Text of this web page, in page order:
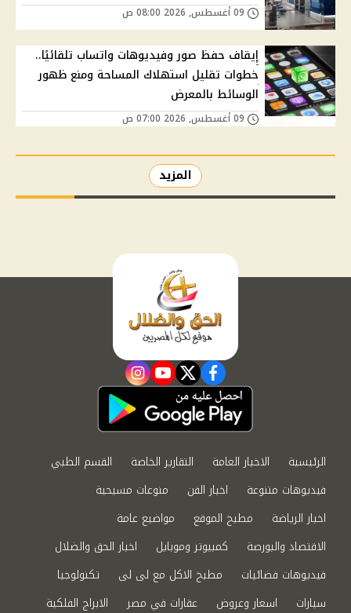
إيقاف حفظ صور وفيديوهات واتساب تلقائيًا..
خطوات تقليل استهلاك المساحة ومنع ظهور
الوسائط بالمعرض
المزيد
facebook
twitter
youtube
instagram
الرئيسية الاخبار العامة التقارير الخاصة
القسم الطبي
فيديوهات متنوعة
اخبار الفن
منوعات مسيحية
اخبار الرياضة
مطبخ الموقع
مواضيع عامة
الاقتصاد والبورصة
كمبيوتر وموبايل
اخبار الحق والضلال
فيديوهات فضائيات
مطبخ الاكل مع لى لى
تكنولوجيا
سيارات
اسعار وعروض عقارات في مصر الابراج الفلكية